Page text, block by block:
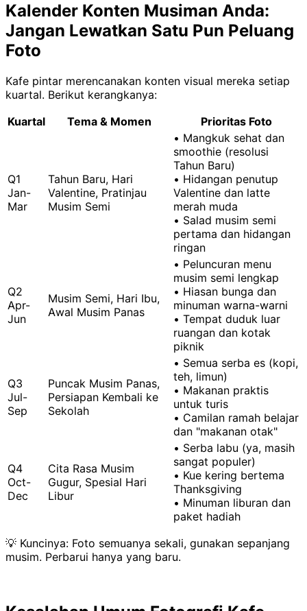
Kalender Konten Musiman Anda:
Jangan Lewatkan Satu Pun Peluang
Foto
Kafe pintar merencanakan konten visual mereka setiap
kuartal. Berikut kerangkanya:
Kuartal
Tema & Momen Prioritas Foto
Q1
Jan-
Mar
Tahun Baru, Hari
Valentine, Pratinjau
Musim Semi
• Mangkuk sehat dan
smoothie (resolusi
Tahun Baru)
• Hidangan penutup
Valentine dan latte
merah muda
• Salad musim semi
pertama dan hidangan
ringan
Q2
Apr-
Jun
Musim Semi, Hari Ibu,
Awal Musim Panas
• Peluncuran menu
musim semi lengkap
• Hiasan bunga dan
minuman warna-warni
• Tempat duduk luar
ruangan dan kotak
piknik
Q3
Jul-
Sep
Puncak Musim Panas,
Persiapan Kembali ke
Sekolah
• Semua serba es (kopi,
teh, limun)
• Makanan praktis
untuk turis
• Camilan ramah belajar
dan "makanan otak"
Q4
Oct-
Dec
Cita Rasa Musim
Gugur, Spesial Hari
Libur
• Serba labu (ya, masih
sangat populer)
• Kue kering bertema
Thanksgiving
• Minuman liburan dan
paket hadiah
💡 Kuncinya: Foto semuanya sekali, gunakan sepanjang
musim. Perbarui hanya yang baru.